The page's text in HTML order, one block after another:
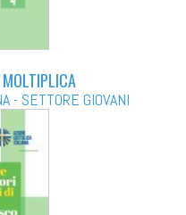
- SETTORE GIOVANI